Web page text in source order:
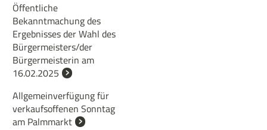
Öffentliche
Bekanntmachung des
Ergebnisses der Wahl des
Bürgermeisters/der
Bürgermeisterin am
16.02.2025
Allgemeinverfügung für
verkaufsoffenen Sonntag
am Palmmarkt